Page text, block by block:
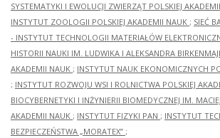
SYSTEMATYKI I EWOLUCJI ZWIERZĄT POLSKIEJ
INSTYTUT ZOOLOGII POLSKIEJ AKADEMII NAUK ; SIEĆ
- INSTYTUT TECHNOLOGII MATERIAŁÓW
HISTORII NAUKI IM. LUDWIKA I ALEKSANDRA
AKADEMII NAUK ; INSTYTUT NAUK EKONOMICZNYCH
; INSTYTUT ROZWOJU WSI I ROLNICTWA POLSKIEJ
BIOCYBERNETYKI I INŻYNIERII BIOMEDYCZNEJ IM.
AKADEMII NAUK ; INSTYTUT FIZYKI PAN ; INSTYTUT
BEZPIECZEŃSTWA „MORATEX” ;